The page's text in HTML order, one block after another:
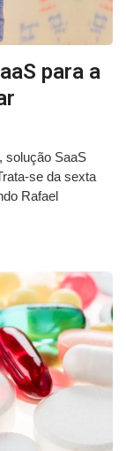
para a
solução SaaS
se da sexta
Rafael